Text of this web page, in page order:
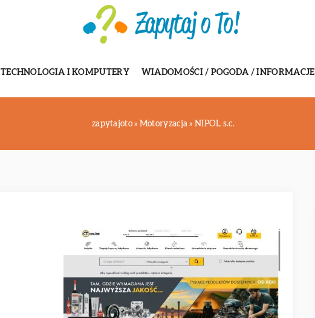
TECHNOLOGIA I KOMPUTERY WIADOMOŚCI / POGODA / INFORMACJE
zapytajoto» Motoryzacja »NIPOL s.c.